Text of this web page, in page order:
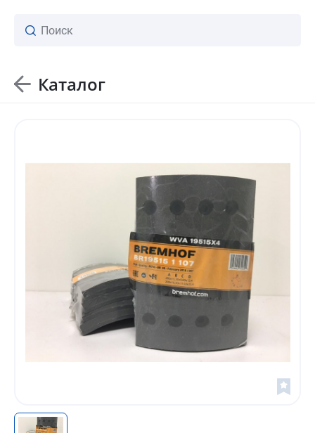
Каталог